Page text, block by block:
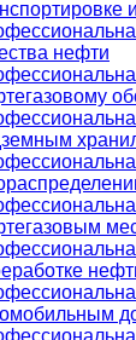
нефти